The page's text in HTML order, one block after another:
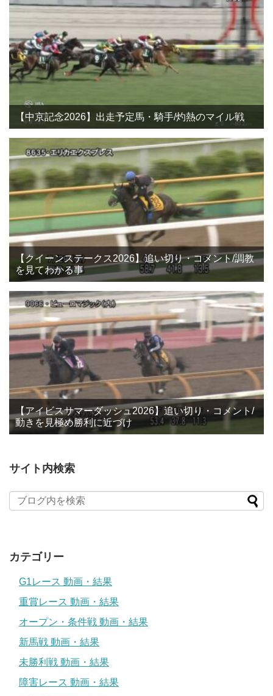
【中京記念2026】出走予定馬・騎手/灼熱のマイル戦
【クイーンステークス2026】追い切り・コメント/調教
を見てわかる事
【アイビスサマーダッシュ2026】追い切り・コメント/
動きを見極め勝利に近づけ
サイト内検索
カテゴリー
G1レース 動画・結果
重賞レース 動画・結果
オープン・条件戦 動画・結果
新馬戦 動画・結果
未勝利戦 動画・結果
障害レース 動画・結果